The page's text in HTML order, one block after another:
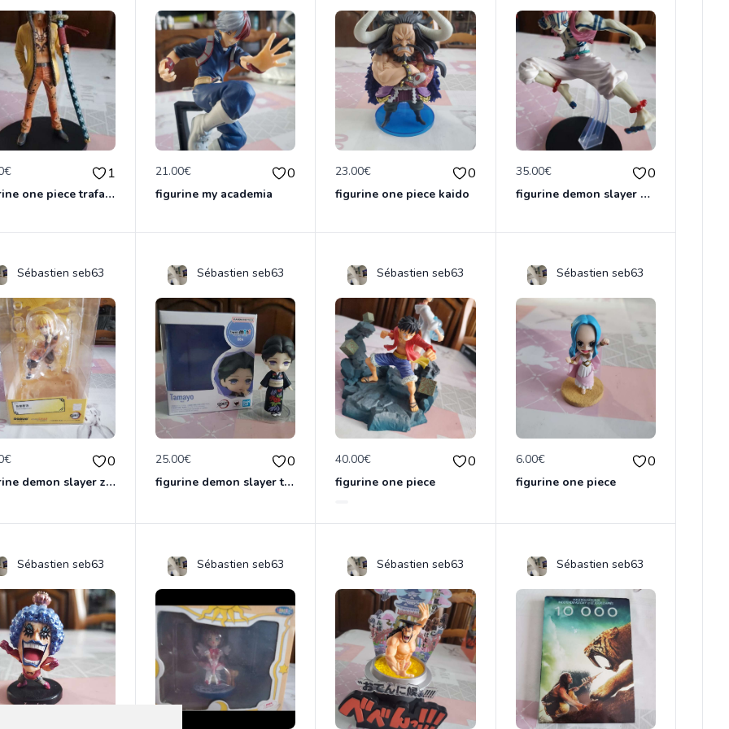
1
figurine one piece trafalga law officielle
21.00€ 0
figurine my academia
23.00€ 0
figurine one piece kaido
35.00€ 0
figurine demon slayer akaza officielle &ichiban
Sébastien seb63
0
figurine demon slayer zénith officielle
Sébastien seb63
25.00€ 0
figurine demon slayer tamayo
Sébastien seb63
40.00€ 0
figurine one piece
Sébastien seb63
6.00€ 0
figurine one piece
Sébastien seb63 Sébastien seb63 Sébastien seb63 Sébastien seb63